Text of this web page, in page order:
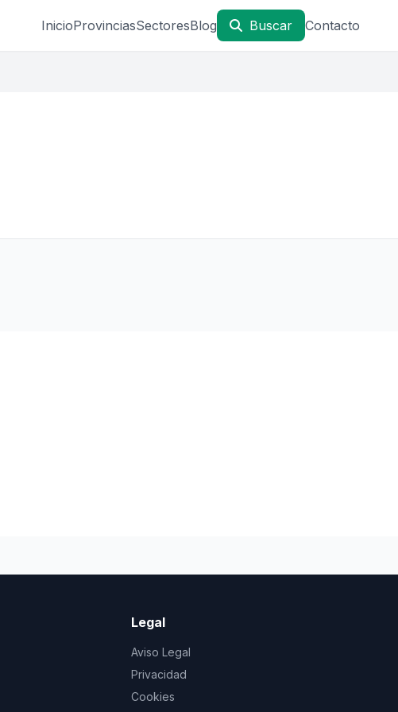
InicioProvinciasSectoresBlog Buscar Contacto
Legal
Aviso Legal
Privacidad
Cookies